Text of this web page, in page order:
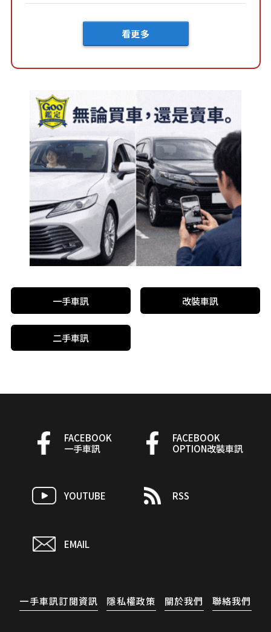
看更多
一手車訊 改裝車訊
二手車訊
FACEBOOK
一手車訊
FACEBOOK
OPTION改裝車訊
YOUTUBE RSS
EMAIL
一手車訊訂閱資訊 隱私權政策 關於我們 聯絡我們